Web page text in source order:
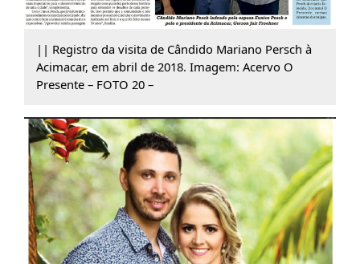
|| Registro da visita de Cândido Mariano Persch à
Acimacar, em abril de 2018. Imagem: Acervo O
Presente – FOTO 20 –